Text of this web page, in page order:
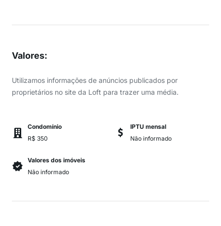
Valores:
Utilizamos informações de anúncios publicados por
proprietários no site da Loft para trazer uma média.
Condomínio
R$ 350
IPTU mensal
Não informado
Valores dos imóveis
Não informado